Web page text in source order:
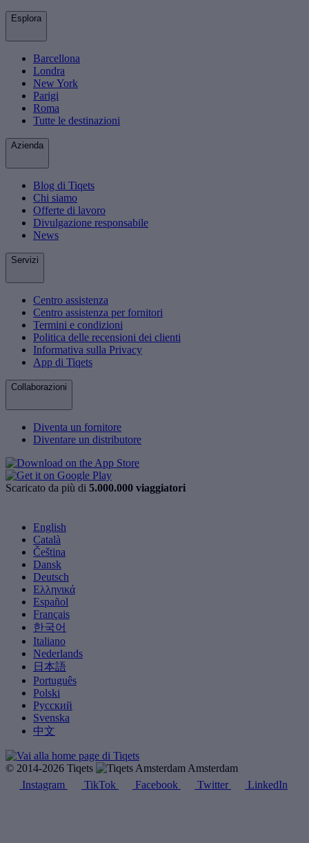
Esplora
Barcellona
Londra
New York
Parigi
Roma
Tutte le destinazioni
Azienda
Blog di Tiqets
Chi siamo
Offerte di lavoro
Divulgazione responsabile
News
Servizi
Centro assistenza
Centro assistenza per fornitori
Termini e condizioni
Politica delle recensioni dei clienti
Informativa sulla Privacy
App di Tiqets
Collaborazioni
Diventa un fornitore
Diventare un distributore
Scaricato da più di 5.000.000 viaggiatori
English
Català
Čeština
Dansk
Deutsch
Ελληνικά
Español
Français
한국어
Italiano
Nederlands
日本語
Português
Polski
Русский
Svenska
中文
© 2014-2026 Tiqets
Amsterdam
Instagram
TikTok Facebook Twitter LinkedIn